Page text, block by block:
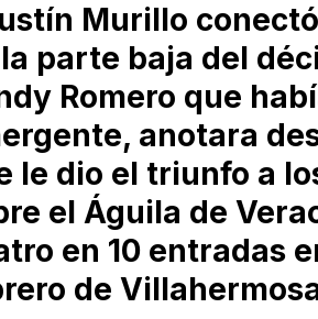
Murillo
parte baja del
Romero que
anotara
le dio el triunfo a
el Águila de
en 10 entradas
de